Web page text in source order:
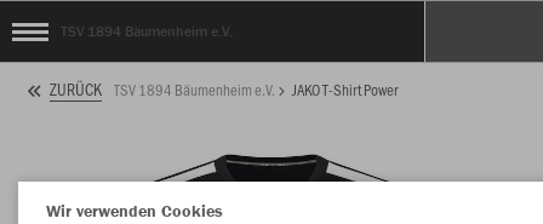
TSV 1894 Bäumenheim e.V.
ZURÜCK TSV 1894 Bäumenheim e.V. JAKO T-Shirt Power
Wir verwenden Cookies